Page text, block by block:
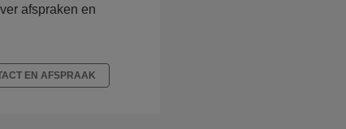
afspraken en
EN AFSPRAAK